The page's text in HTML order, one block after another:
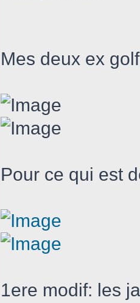
Mes deux ex
Pour ce qui est
1ere modif: les